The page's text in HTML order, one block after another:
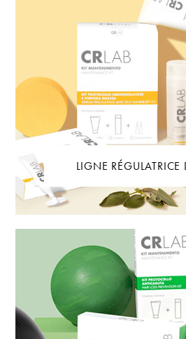
LIGNE RÉGULATRICE